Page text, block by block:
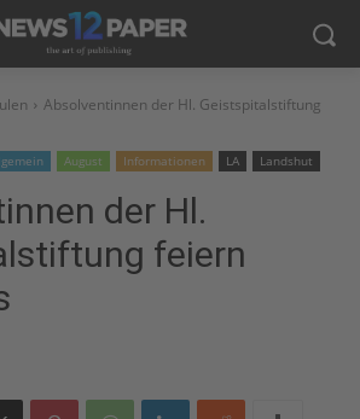
Absolventinnen der Hl. Geistspitalstiftung
August Informationen LA Landshut
der Hl.
feiern